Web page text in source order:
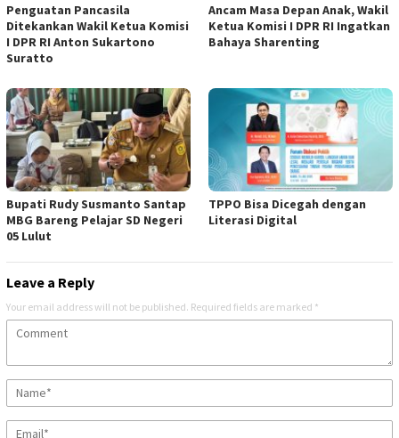
Penguatan Pancasila
Ditekankan Wakil Ketua Komisi
I DPR RI Anton Sukartono
Suratto
Ancam Masa Depan Anak, Wakil
Ketua Komisi I DPR RI Ingatkan
Bahaya Sharenting
Bupati Rudy Susmanto Santap
MBG Bareng Pelajar SD Negeri
05 Lulut
TPPO Bisa Dicegah dengan
Literasi Digital
Leave a Reply
Your email address will not be published. Required fields are marked *